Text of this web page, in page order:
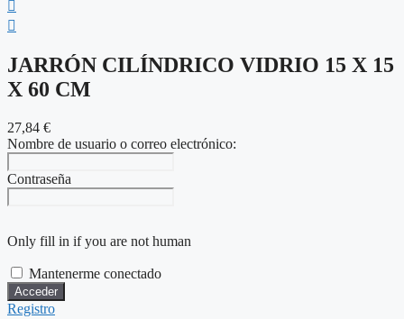
JARRÓN CILÍNDRICO VIDRIO 15 X 15
X 60 CM
27,84 €
Nombre de usuario o correo electrónico:
Contraseña
Only fill in if you are not human
Mantenerme conectado
Registro